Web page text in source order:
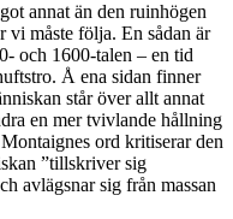
annat än den ruinhögen
vi måste följa. En sådan är
och 1600-talen – en tid
Å ena sidan finner
står över allt annat
en mer tvivlande hållning
ord kritiserar den
”tillskriver sig
avlägsnar sig från massan